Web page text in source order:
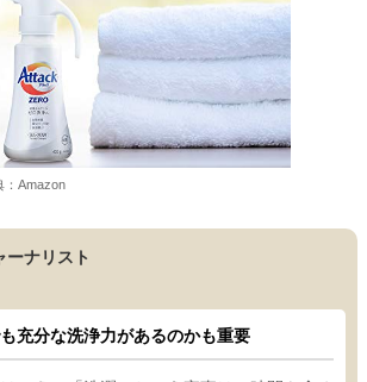
：Amazon
ーナリスト
充分な洗浄力があるのかも重要